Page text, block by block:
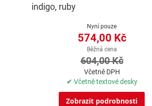
indigo, ruby
Nyní pouze
574,00 Kč
Běžná cena
604,00 Kč
Včetně DPH
✔ Včetně textové desky
Zobrazit podrobnosti